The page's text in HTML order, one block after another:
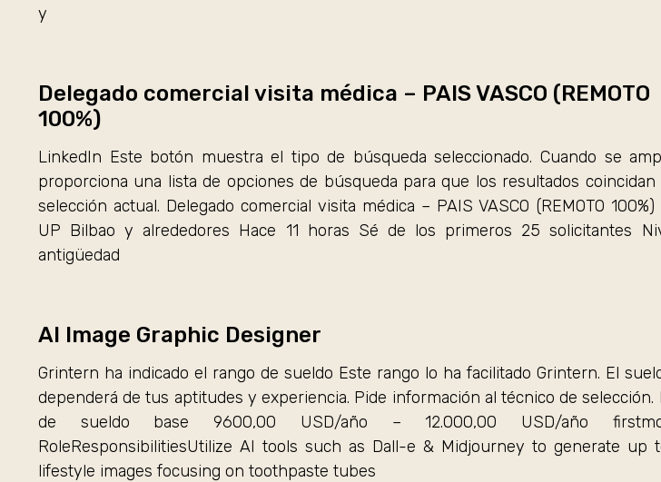
y
Delegado comercial visita médica – PAIS VASCO (REMOTO
100%)
LinkedIn Este botón muestra el tipo de búsqueda seleccionado. Cuando se
proporciona una lista de opciones de búsqueda para que los resultados coincidan
selección actual. Delegado comercial visita médica – PAIS VASCO (REMOTO 100%)
UP Bilbao y alrededores Hace 11 horas Sé de los primeros 25 solicitantes
antigüedad
AI Image Graphic Designer
Grintern ha indicado el rango de sueldo Este rango lo ha facilitado Grintern. El
dependerá de tus aptitudes y experiencia. Pide información al técnico de selección.
de sueldo base 9600,00 USD/año – 12.000,00 USD/año
RoleResponsibilitiesUtilize AI tools such as Dall-e & Midjourney to generate up
lifestyle images focusing on toothpaste tubes